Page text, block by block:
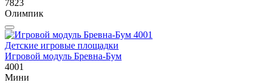
7823
Олимпик
Детские игровые площадки
Игровой модуль Бревна-Бум
4001
Мини